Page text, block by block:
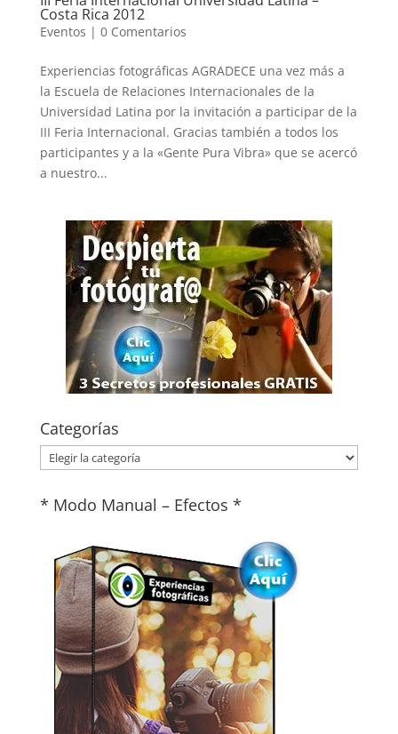
Costa Rica 2012
Eventos | 0 Comentarios
Experiencias fotográficas AGRADECE una vez más a
la Escuela de Relaciones Internacionales de la
Universidad Latina por la invitación a participar de la
III Feria Internacional. Gracias también a todos los
participantes y a la «Gente Pura Vibra» que se acercó
a nuestro...
Categorías
Categorías
* Modo Manual – Efectos *